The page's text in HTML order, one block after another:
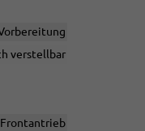
verstellbar
Frontantrieb